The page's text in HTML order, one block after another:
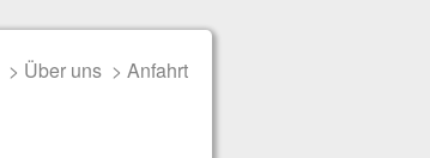
> Anfahrt
> Über uns